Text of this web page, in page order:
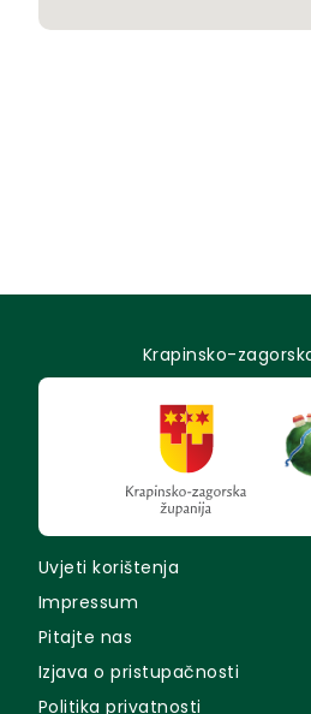
Krapinsko-
Uvjeti korištenja
Impressum
Pitajte nas
Izjava o pristupačnosti
Politika privatnosti